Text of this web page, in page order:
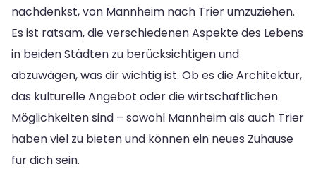
nachdenkst, von Mannheim nach Trier umzuziehen.
Es ist ratsam, die verschiedenen Aspekte des Lebens
in beiden Städten zu berücksichtigen und
abzuwägen, was dir wichtig ist. Ob es die Architektur,
das kulturelle Angebot oder die wirtschaftlichen
Möglichkeiten sind – sowohl Mannheim als auch Trier
haben viel zu bieten und können ein neues Zuhause
für dich sein.